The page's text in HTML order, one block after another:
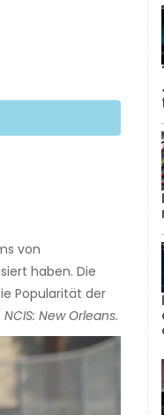
von
haben. Die
Popularität der
NCIS: New Orleans.